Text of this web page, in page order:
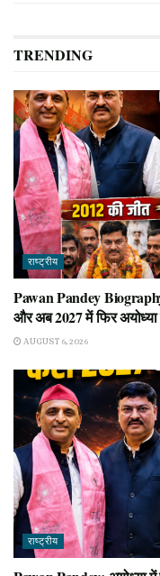
TRENDING
राष्ट्रीय
Pawan Pandey
और अब 2027 में फिर अयोध्या
AUGUST 6, 2026
राष्ट्रीय